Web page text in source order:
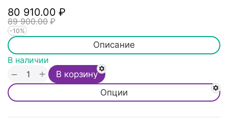
80 910.00 ₽
89 900.00 ₽
-10%
Описание
Опции
В наличии
+
− В корзину